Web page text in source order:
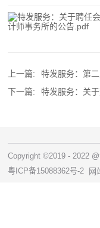
计师事务所的公告.pdf
上一篇:
特发服务：第
下一篇:
特发服务：关
Copyright ©2019 - 2022
粤ICP备15088362号-2
网